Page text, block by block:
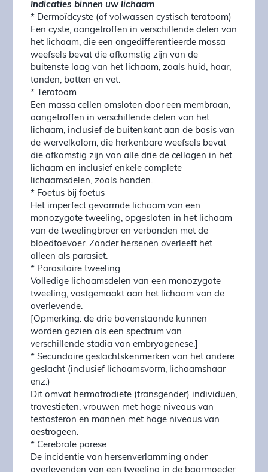
Indicaties binnen uw lichaam
* Dermoïdcyste (of volwassen cystisch teratoom)
Een cyste, aangetroffen in verschillende delen van
het lichaam, die een ongedifferentieerde massa
weefsels bevat die afkomstig zijn van de
buitenste laag van het lichaam, zoals huid, haar,
tanden, botten en vet.
* Teratoom
Een massa cellen omsloten door een membraan,
aangetroffen in verschillende delen van het
lichaam, inclusief de buitenkant aan de basis van
de wervelkolom, die herkenbare weefsels bevat
die afkomstig zijn van alle drie de cellagen in het
lichaam en inclusief enkele complete
lichaamsdelen, zoals handen.
* Foetus bij foetus
Het imperfect gevormde lichaam van een
monozygote tweeling, opgesloten in het lichaam
van de tweelingbroer en verbonden met de
bloedtoevoer. Zonder hersenen overleeft het
alleen als parasiet.
* Parasitaire tweeling
Volledige lichaamsdelen van een monozygote
tweeling, vastgemaakt aan het lichaam van de
overlevende.
[Opmerking: de drie bovenstaande kunnen
worden gezien als een spectrum van
verschillende stadia van embryogenese.]
* Secundaire geslachtskenmerken van het andere
geslacht (inclusief lichaamsvorm, lichaamshaar
enz.)
Dit omvat hermafrodiete (transgender) individuen,
travestieten, vrouwen met hoge niveaus van
testosteron en mannen met hoge niveaus van
oestrogeen.
* Cerebrale parese
De incidentie van hersenverlamming onder